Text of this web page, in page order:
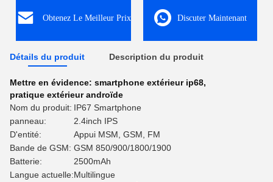
Obtenez Le Meilleur Prix Discuter Maintenant
Détails du produit Description du produit
Mettre en évidence: smartphone extérieur ip68,
pratique extérieur androïde
Nom du produit: IP67 Smartphone
panneau:
2.4inch IPS
D'entité:
Appui MSM, GSM, FM
Bande de GSM: GSM 850/900/1800/1900
Batterie:
2500mAh
Langue actuelle:Multilingue